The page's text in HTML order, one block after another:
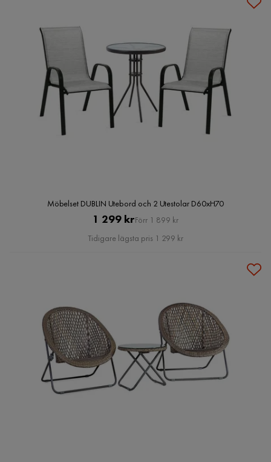
Möbelset DUBLIN Utebord och 2 Utestolar D60xH70
Pris
1 299 krOriginal
Pris
Förr 1 899 kr
Tidigare lägsta pris 1 299 kr